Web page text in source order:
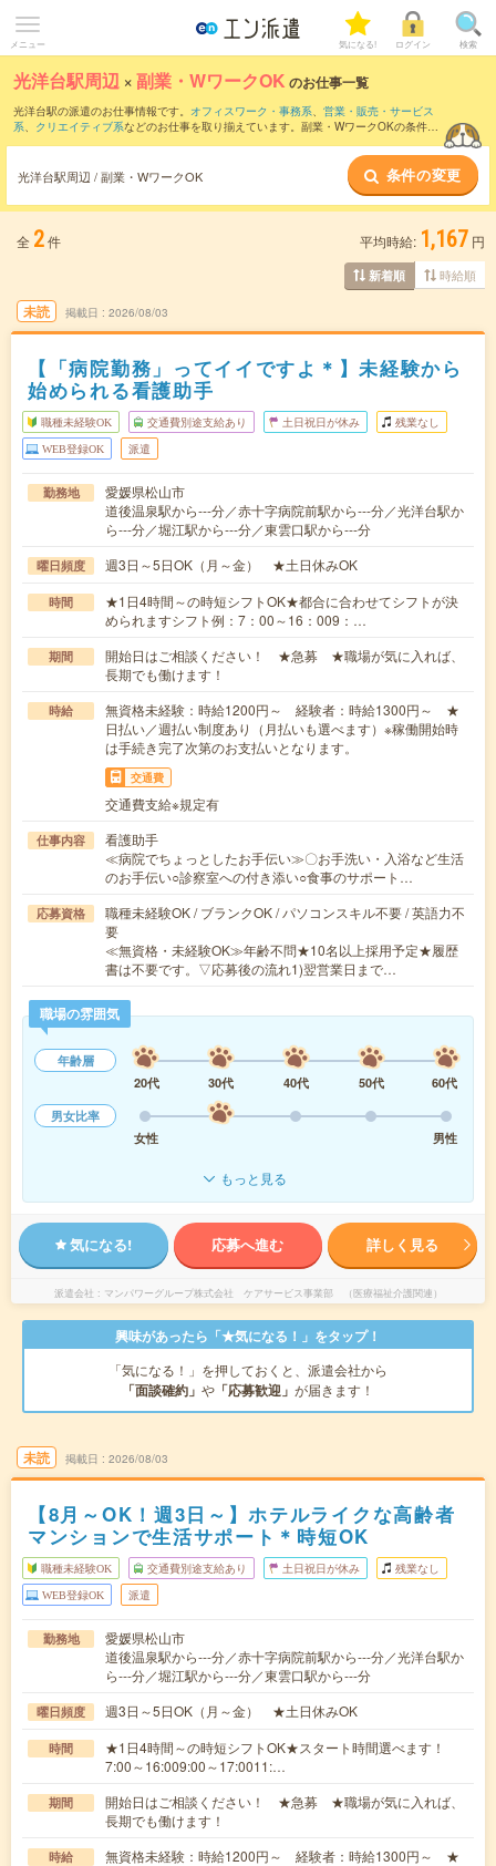
メニュー 気になる! ログイン 検索
光洋台駅周辺 ×副業・WワークOK のお仕事一覧
光洋台駅の派遣のお仕事情報です。 オフィスワーク・事務系、 営業・販売・サービス
系、 クリエイティブ系などのお仕事を取り揃えています。副業・WワークOKの条件の
光洋台駅周辺 / 副業・WワークOK 条件の変更
全 2件 平均時給: 1,167 円
新着順 時給順
未読 掲載日 2026/08/03
【「病院勤務」ってイイですよ＊】未経験から
始められる看護助手
職種未経験OK 交通費別途支給あり 土日祝日が休み 残業なし
WEB登録OK 派遣
勤務地
愛媛県松山市
道後温泉駅から---分／赤十字病院前駅から---分／光洋台駅か
ら---分／堀江駅から---分／東雲口駅から---分
曜日頻度 週3日～5日OK（月～金） ★土日休みOK
時間
★1日4時間～の時短シフトOK★都合に合わせてシフトが決
められますシフト例：7：00～16：009：…
期間
開始日はご相談ください！ ★急募 ★職場が気に入れば、
長期でも働けます！
時給
無資格未経験：時給1200円～ 経験者：時給1300円～ ★
日払い／週払い制度あり（月払いも選べます）※稼働開始時
は手続き完了次第のお支払いとなります。
交通費
交通費支給※規定有
仕事内容
看護助手
≪病院でちょっとしたお手伝い≫〇お手洗い・入浴など生活
のお手伝い○診察室への付き添い○食事のサポート…
応募資格
職種未経験OK / ブランクOK / パソコンスキル不要 / 英語力不
要
≪無資格・未経験OK≫年齢不問★10名以上採用予定★履歴
書は不要です。▽応募後の流れ1)翌営業日まで…
職場の雰囲気
年齢層
20代
30代 40代 50代
60代
男女比率
女性
男性
もっと見る
気になる! 応募へ進む 詳しく見る
派遣会社 マンパワーグループ株式会社 ケアサービス事業部 （医療福祉介護関連）
興味があったら「★気になる！」をタップ！
「気になる！」を押しておくと、派遣会社から
「面談確約」 や 「応募歓迎」 が届きます！
未読 掲載日 2026/08/03
【8月～OK！週3日～】ホテルライクな高齢者
マンションで生活サポート＊時短OK
職種未経験OK 交通費別途支給あり 土日祝日が休み 残業なし
WEB登録OK 派遣
勤務地
愛媛県松山市
道後温泉駅から---分／赤十字病院前駅から---分／光洋台駅か
ら---分／堀江駅から---分／東雲口駅から---分
曜日頻度 週3日～5日OK（月～金） ★土日休みOK
時間
★1日4時間～の時短シフトOK★スタート時間選べます！
7:00～16:009:00～17:0011:…
期間
開始日はご相談ください！ ★急募 ★職場が気に入れば、
長期でも働けます！
時給
無資格未経験：時給1200円～ 経験者：時給1300円～ ★